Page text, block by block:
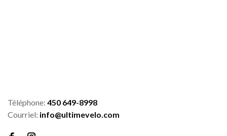
Téléphone: 450 649-8998
Courriel: info@ultimevelo.com